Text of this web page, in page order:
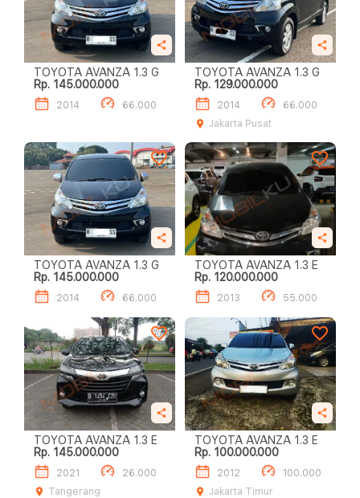
TOYOTA AVANZA 1.3 G
Rp. 145.000.000
2014 66.000
TOYOTA AVANZA 1.3 G
Rp. 129.000.000
2014
66.000
Jakarta Pusat
TOYOTA AVANZA 1.3 G
Rp. 145.000.000
2014 66.000
TOYOTA AVANZA 1.3 E
Rp. 120.000.000
2013 55.000
TOYOTA AVANZA 1.3 E
Rp. 145.000.000
2021
26.000
Tangerang
TOYOTA AVANZA 1.3 E
Rp. 100.000.000
2012
100.000
Jakarta Timur